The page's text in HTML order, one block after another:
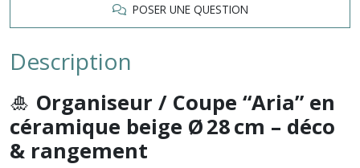
POSER UNE QUESTION
Description
🎍 Organiseur / Coupe “Aria” en
céramique beige Ø 28 cm – déco
& rangement